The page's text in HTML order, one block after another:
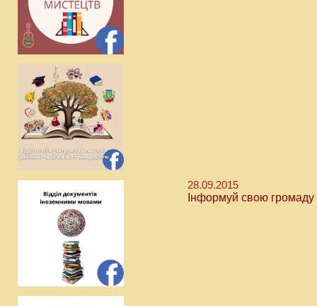
28.09.2015
Інформуй свою громаду